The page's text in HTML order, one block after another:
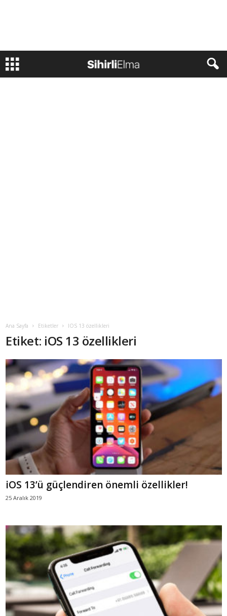
Ana Sayfa Etiketler IOS 13 özellikleri
Etiket: iOS 13 özellikleri
iOS 13’ü güçlendiren önemli özellikler!
25 Aralık 2019